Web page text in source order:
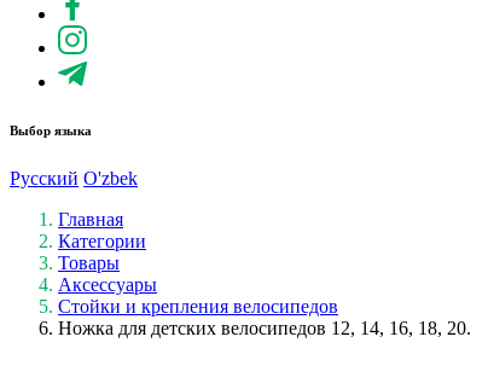
Выбор языка
Русский O'zbek
Главная
Категории
Товары
Аксессуары
Стойки и крепления велосипедов
Ножка для детских велосипедов 12, 14, 16, 18, 20.